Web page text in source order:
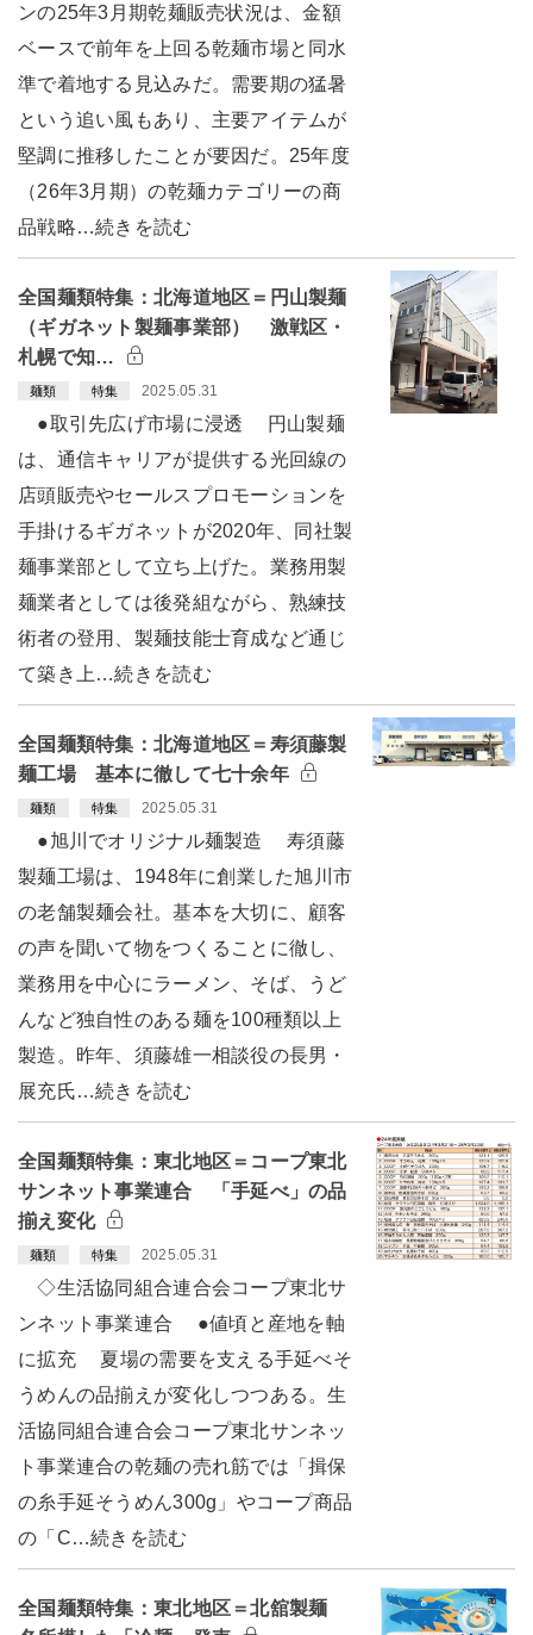
ンの25年3月期乾麺販売状況は、金額
ベースで前年を上回る乾麺市場と同水
準で着地する見込みだ。需要期の猛暑
という追い風もあり、主要アイテムが
堅調に推移したことが要因だ。25年度
（26年3月期）の乾麺カテゴリーの商
品戦略…続きを読む
全国麺類特集：北海道地区＝円山製麺
（ギガネット製麺事業部） 激戦区・
札幌で知…
麺類 特集 2025.05.31
●取引先広げ市場に浸透 円山製麺
は、通信キャリアが提供する光回線の
店頭販売やセールスプロモーションを
手掛けるギガネットが2020年、同社製
麺事業部として立ち上げた。業務用製
麺業者としては後発組ながら、熟練技
術者の登用、製麺技能士育成など通じ
て築き上…続きを読む
全国麺類特集：北海道地区＝寿須藤製
麺工場 基本に徹して七十余年
麺類 特集 2025.05.31
●旭川でオリジナル麺製造 寿須藤
製麺工場は、1948年に創業した旭川市
の老舗製麺会社。基本を大切に、顧客
の声を聞いて物をつくることに徹し、
業務用を中心にラーメン、そば、うど
んなど独自性のある麺を100種類以上
製造。昨年、須藤雄一相談役の長男・
展充氏…続きを読む
全国麺類特集：東北地区＝コープ東北
サンネット事業連合 「手延べ」の品
揃え変化
麺類 特集 2025.05.31
◇生活協同組合連合会コープ東北サ
ンネット事業連合 ●値頃と産地を軸
に拡充 夏場の需要を支える手延べそ
うめんの品揃えが変化しつつある。生
活協同組合連合会コープ東北サンネッ
ト事業連合の乾麺の売れ筋では「揖保
の糸手延そうめん300g」やコープ商品
の「C…続きを読む
全国麺類特集：東北地区＝北舘製麺